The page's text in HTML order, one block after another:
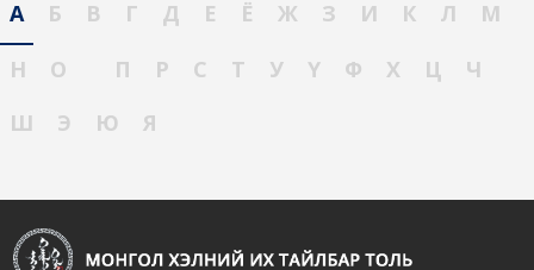
А Б В Г Д Е Ё Ж З И К Л
М
Н
О П Р С Т У Ү Ф Х Ц
Ч
Ш
Э Ю Я